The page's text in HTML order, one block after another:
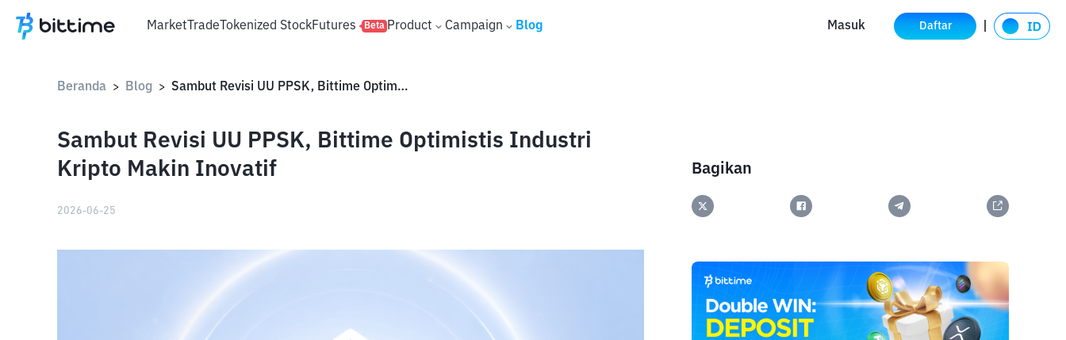
MarketTradeTokenized StockFutures Beta Product Campaign Blog Masuk Daftar
Beranda > Blog > Sambut Revisi UU PPSK, Bittime Optimistis Industri Kripto Makin Inovatif
Sambut Revisi UU PPSK, Bittime Optimistis Industri
Kripto Makin Inovatif
2026-06-25
Bagikan